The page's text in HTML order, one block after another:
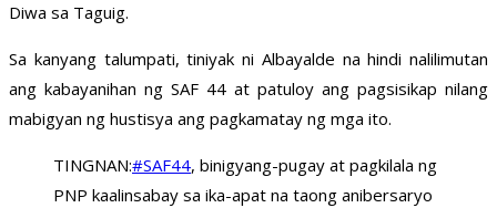
Diwa sa Taguig.
Sa kanyang talumpati, tiniyak ni Albayalde na hindi nalilimutan
ang kabayanihan ng SAF 44 at patuloy ang pagsisikap nilang
mabigyan ng hustisya ang pagkamatay ng mga ito.
TINGNAN:#SAF44, binigyang-pugay at pagkilala ng
PNP kaalinsabay sa ika-apat na taong anibersaryo